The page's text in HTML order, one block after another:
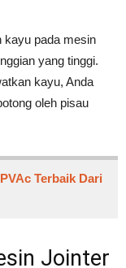
kayu pada mesin
yang tinggi.
kayu, Anda
oleh pisau
Terbaik Dari
Jointer